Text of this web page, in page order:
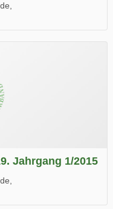
Jahrgang 1/2015